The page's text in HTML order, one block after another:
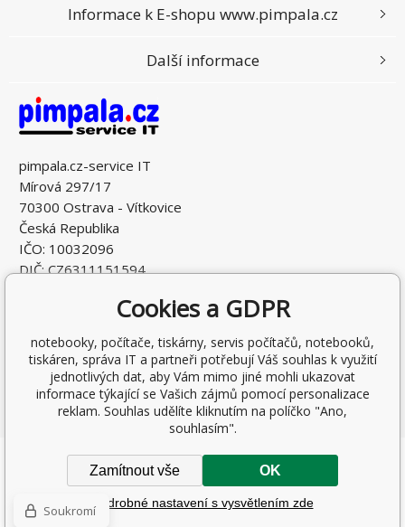
pimpala.cz-service IT
Mírová 297/17
70300 Ostrava - Vítkovice
Česká Republika
IČO: 10032096
DIČ: CZ6311151594
Informace k E-shopu www.pimpala.cz
Další informace
Copyright © 2026 Ing. Antonín Pohludka
Všechna práva vyhrazena.
Tvorba a pronájem eshopů BINARGON.cz-Mapa stránek
Cookies a GDPR
notebooky, počítače, tiskárny, servis počítačů, notebooků,
tiskáren, správa IT a partneři potřebují Váš souhlas k využití
jednotlivých dat, aby Vám mimo jiné mohli ukazovat
informace týkající se Vašich zájmů pomocí personalizace
reklam. Souhlas udělíte kliknutím na políčko "Ano,
souhlasím".
Zamítnout vše OK
Podrobné nastavení s vysvětlením zde
Soukromí